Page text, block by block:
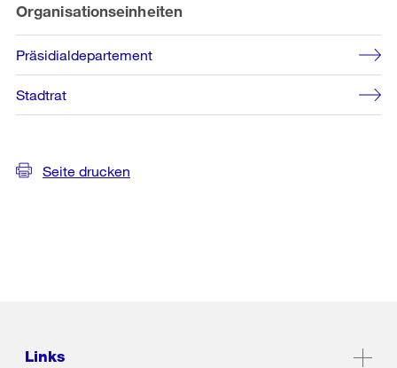
Organisationseinheiten
Präsidialdepartement
Stadtrat
Seite drucken
Links